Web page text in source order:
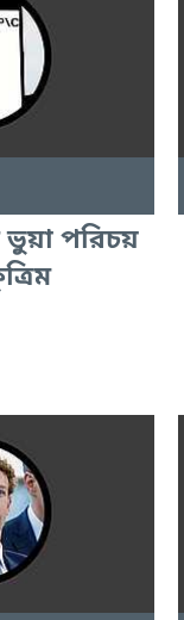
ভুয়া পরিচয়